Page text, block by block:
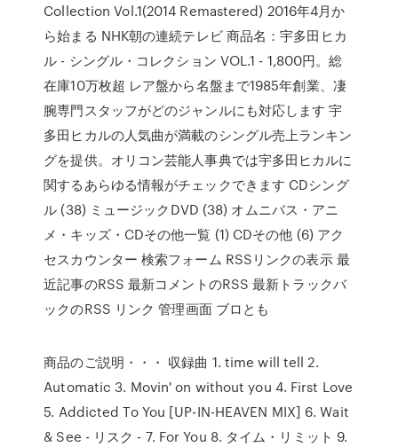
Collection Vol.1(2014 Remastered) 2016年4月か
ら始まる NHK朝の連続テレビ 商品名：宇多田ヒカ
ル - シングル・コレクション VOL.1 - 1,800円。総
在庫10万枚超 レア盤から名盤まで1985年創業、凄
腕専門スタッフがどのジャンルにも対応します 宇
多田ヒカルの人気曲が満載のシングル売上ランキン
グを提供。オリコン芸能人事典では宇多田ヒカルに
関するあらゆる情報がチェックできます CDシング
ル (38) ミュージックDVD (38) オムニバス・アニ
メ・キッズ・CDその他一覧 (1) CDその他 (6) アク
セスカウンター 検索フォーム RSSリンクの表示 最
近記事のRSS 最新コメントのRSS 最新トラックバ
ックのRSS リンク 管理画面 ブロとも
商品のご説明・・・ 収録曲 1. time will tell 2.
Automatic 3. Movin' on without you 4. First Love
5. Addicted To You [UP-IN-HEAVEN MIX] 6. Wait
& See - リスク - 7. For You 8. タイム・リミット 9.